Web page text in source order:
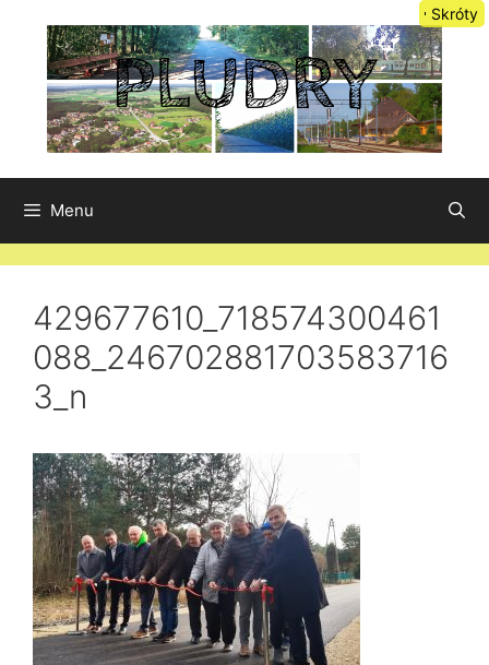
Skróty
Menu
429677610_718574300461
088_246702881703583716
3_n